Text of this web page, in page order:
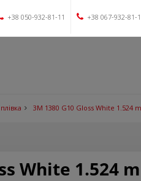
+38 050-932-81-11 +38 067-932-81-
3M 1380 G10 Gloss White 1.524 m
White 1.524 m